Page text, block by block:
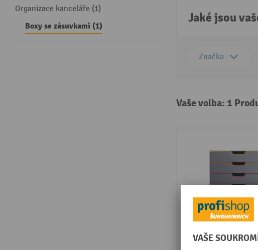
Organizace kanceláře (1)
Boxy se zásuvkami (1)
Jaké jsou
Značka
Vaše volba: 1